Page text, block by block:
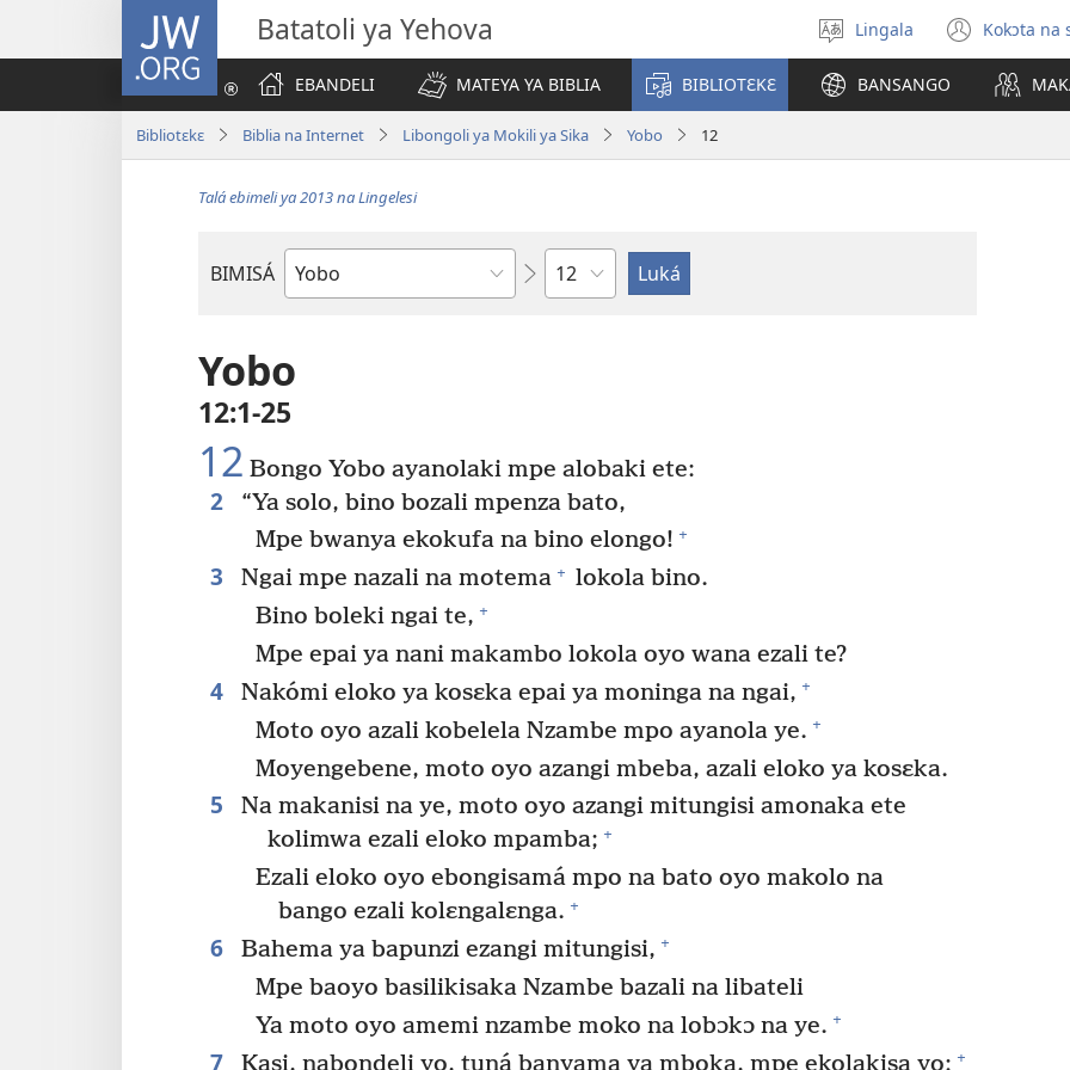
JW.ORG Batatoli ya Yehova
Poná
monɔkɔ
Lingala Kokɔta na
EBANDELI
MATEYA YA BIBLIA BIBLIOTƐKƐ BANSANGO
Bibliotɛkɛ Biblia na Internet Libongoli ya Mokili ya Sika Yobo 12
Talá ebimeli ya 2013 na Lingelesi
BIMISÁ
Mokanda
Mokapo
Yobo
12:1-25
12 Bongo Yobo ayanolaki mpe alobaki ete:
2
“Ya solo, bino bozali mpenza bato,
Mpe bwanya ekokufa na bino elongo! +
3 Ngai mpe nazali na motema + lokola bino.
Bino boleki ngai te, +
Mpe epai ya nani makambo lokola oyo wana ezali te?
4 Nakómi eloko ya kosɛka epai ya moninga na ngai, +
Moto oyo azali kobelela Nzambe mpo ayanola ye. +
Moyengebene, moto oyo azangi mbeba, azali eloko ya kosɛka.
5
Na makanisi na ye, moto oyo azangi mitungisi amonaka ete
kolimwa ezali eloko mpamba; +
Ezali eloko oyo ebongisamá mpo na bato oyo makolo na
bango ezali kolɛngalɛnga. +
6 Bahema ya bapunzi ezangi mitungisi, +
Mpe baoyo basilikisaka Nzambe bazali na libateli
Ya moto oyo amemi nzambe moko na lobɔkɔ na ye. +
7 Kasi, nabondeli yo, tuná banyama ya mboka, mpe ekolakisa yo; +